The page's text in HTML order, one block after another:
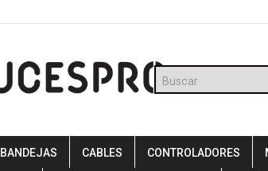
Búsqueda
de
productos
BANDEJAS CABLES CONTROLADORES